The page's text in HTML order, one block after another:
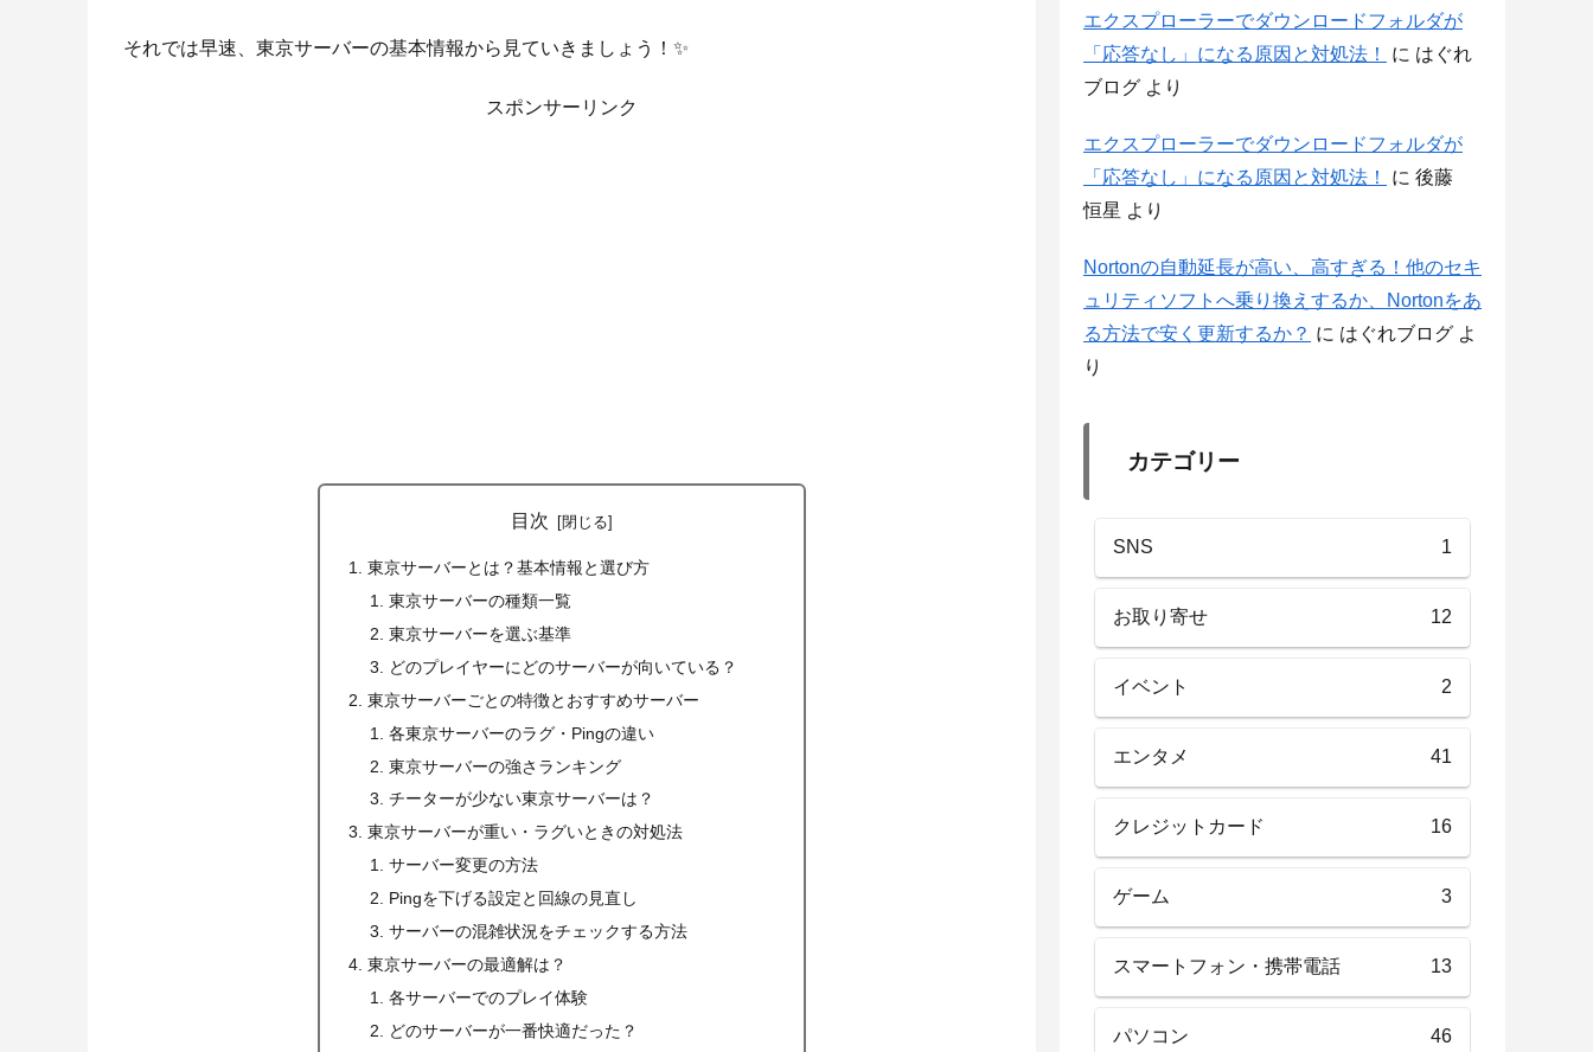
それでは早速、東京サーバーの基本情報から見ていきましょう！✨
スポンサーリンク
目次
東京サーバーとは？基本情報と選び方
東京サーバーの種類一覧
東京サーバーを選ぶ基準
どのプレイヤーにどのサーバーが向いている？
東京サーバーごとの特徴とおすすめサーバー
各東京サーバーのラグ・Pingの違い
東京サーバーの強さランキング
チーターが少ない東京サーバーは？
東京サーバーが重い・ラグいときの対処法
サーバー変更の方法
Pingを下げる設定と回線の見直し
サーバーの混雑状況をチェックする方法
東京サーバーの最適解は？
各サーバーでのプレイ体験
どのサーバーが一番快適だった？
エクスプローラーでダウンロードフォルダが
「応答なし」になる原因と対処法！
に はぐれ
ブログ より
エクスプローラーでダウンロードフォルダが
「応答なし」になる原因と対処法！
に 後藤
恒星 より
Nortonの自動延長が高い、高すぎる！他のセキ
ュリティソフトへ乗り換えするか、Nortonをあ
る方法で安く更新するか？ に はぐれブログ よ
り
カテゴリー
SNS 1
お取り寄せ 12
イベント 2
エンタメ 41
クレジットカード 16
ゲーム 3
スマートフォン・携帯電話 13
パソコン 46